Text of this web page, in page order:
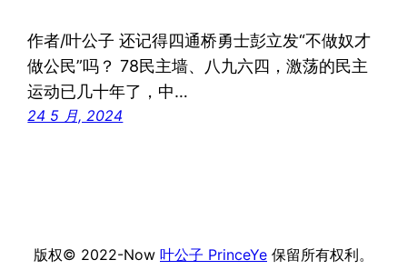
作者/叶公子 还记得四通桥勇士彭立发“不做奴才
做公民”吗？ 78民主墙、八九六四，激荡的民主
运动已几十年了，中…
24 5 月, 2024
版权© 2022-Now 叶公子 PrinceYe 保留所有权利。